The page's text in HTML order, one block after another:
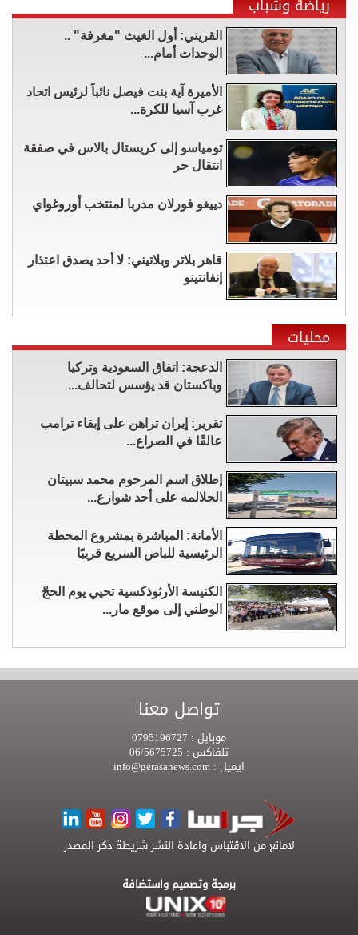
رياضة وشباب
القريني: أول الغيث "مغرفة" ..
الوحدات أمام...
الأميرة آية بنت فيصل نائباً لرئيس اتحاد
غرب آسيا للكرة...
تومياسو إلى كريستال بالاس في صفقة
انتقال حر
دييغو فورلان مدربا لمنتخب أوروغواي
قاهر بلاتر وبلاتيني: لا أحد يصدق اعتذار
إنفانتينو
محليات
الدعجة: اتفاق السعودية وتركيا
وباكستان قد يؤسس لتحالف...
تقرير: إيران تراهن على إبقاء ترامب
عالقًا في الصراع...
إطلاق اسم المرحوم محمد سبيتان
الحلالمه على أحد شوارع...
الأمانة: المباشرة بمشروع المحطة
الرئيسية للباص السريع قريبًا
الكنيسة الأرثوذكسية تحيي يوم الحجّ
الوطني إلى موقع مار...
تواصل معنا
موبايل :
تلفاكس :
ايميل :
لامانع من الاقتباس واعادة النشر شريطة ذكر المصدر
برمجة وتصميم واستضافة